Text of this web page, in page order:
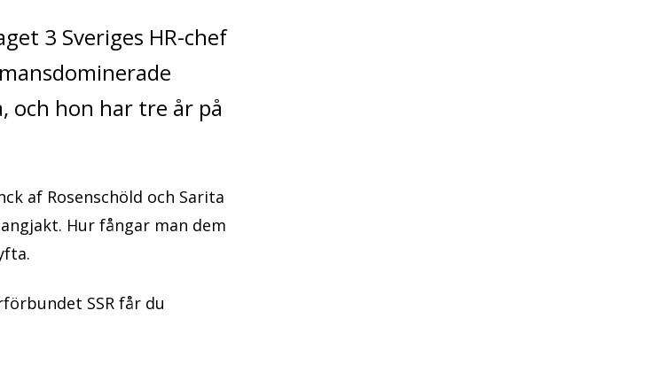
3 Sveriges HR-chef
och hon har tre år på
af Rosenschöld och Sarita
Hur fångar man dem
SSR får du